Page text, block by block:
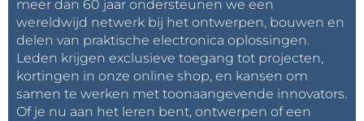
winnaars selecteren op basis van technische
verdienste, originaliteit en ontwerpoptimalisatie.
Klaar om de toekomst van AI vorm te geven? Begin
vandaag nog met bouwen!
meer dan 60 jaar ondersteunen we een
wereldwijd netwerk bij het ontwerpen, bouwen en
delen van praktische electronica oplossingen.
Leden krijgen exclusieve toegang tot projecten,
kortingen in onze online shop, en kansen om
samen te werken met toonaangevende innovators.
Of je nu aan het leren bent, ontwerpen of een